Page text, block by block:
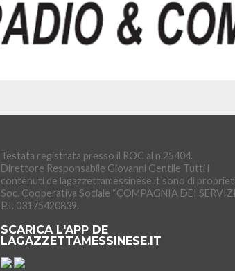
Testata registrata presso il ROC al n.25404.
Direttore Responsabile Giovanni Gentile Tutti i
contenuti de lagazzettamessinese.it sono di
Soc. Cooperativa Sociale “COMPAGNIA DEI
P.I. 03175420839.
SCARICA L'APP DE
LAGAZZETTAMESSINESE.IT